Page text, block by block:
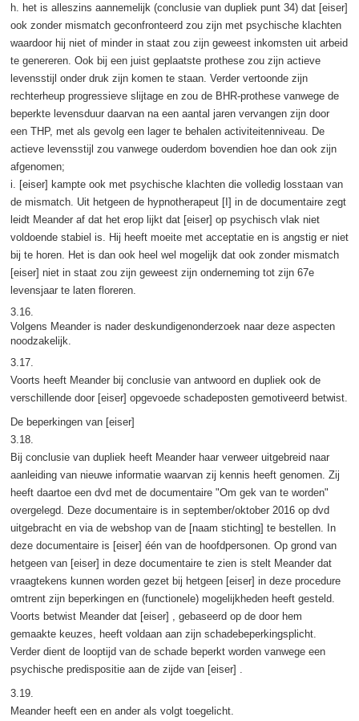
h. het is alleszins aannemelijk (conclusie van dupliek punt 34) dat [eiser]
ook zonder mismatch geconfronteerd zou zijn met psychische klachten
waardoor hij niet of minder in staat zou zijn geweest inkomsten uit arbeid
te genereren. Ook bij een juist geplaatste prothese zou zijn actieve
levensstijl onder druk zijn komen te staan. Verder vertoonde zijn
rechterheup progressieve slijtage en zou de BHR-prothese vanwege de
beperkte levensduur daarvan na een aantal jaren vervangen zijn door
een THP, met als gevolg een lager te behalen activiteitenniveau. De
actieve levensstijl zou vanwege ouderdom bovendien hoe dan ook zijn
afgenomen;
i. [eiser] kampte ook met psychische klachten die volledig losstaan van
de mismatch. Uit hetgeen de hypnotherapeut [I] in de documentaire zegt
leidt Meander af dat het erop lijkt dat [eiser] op psychisch vlak niet
voldoende stabiel is. Hij heeft moeite met acceptatie en is angstig er niet
bij te horen. Het is dan ook heel wel mogelijk dat ook zonder mismatch
[eiser] niet in staat zou zijn geweest zijn onderneming tot zijn 67e
levensjaar te laten floreren.
3.16.
Volgens Meander is nader deskundigenonderzoek naar deze aspecten
noodzakelijk.
3.17.
Voorts heeft Meander bij conclusie van antwoord en dupliek ook de
verschillende door [eiser] opgevoede schadeposten gemotiveerd betwist.
De beperkingen van [eiser]
3.18.
Bij conclusie van dupliek heeft Meander haar verweer uitgebreid naar
aanleiding van nieuwe informatie waarvan zij kennis heeft genomen. Zij
heeft daartoe een dvd met de documentaire "Om gek van te worden"
overgelegd. Deze documentaire is in september/oktober 2016 op dvd
uitgebracht en via de webshop van de [naam stichting] te bestellen. In
deze documentaire is [eiser] één van de hoofdpersonen. Op grond van
hetgeen van [eiser] in deze documentaire te zien is stelt Meander dat
vraagtekens kunnen worden gezet bij hetgeen [eiser] in deze procedure
omtrent zijn beperkingen en (functionele) mogelijkheden heeft gesteld.
Voorts betwist Meander dat [eiser] , gebaseerd op de door hem
gemaakte keuzes, heeft voldaan aan zijn schadebeperkingsplicht.
Verder dient de looptijd van de schade beperkt worden vanwege een
psychische predispositie aan de zijde van [eiser] .
3.19.
Meander heeft een en ander als volgt toegelicht.